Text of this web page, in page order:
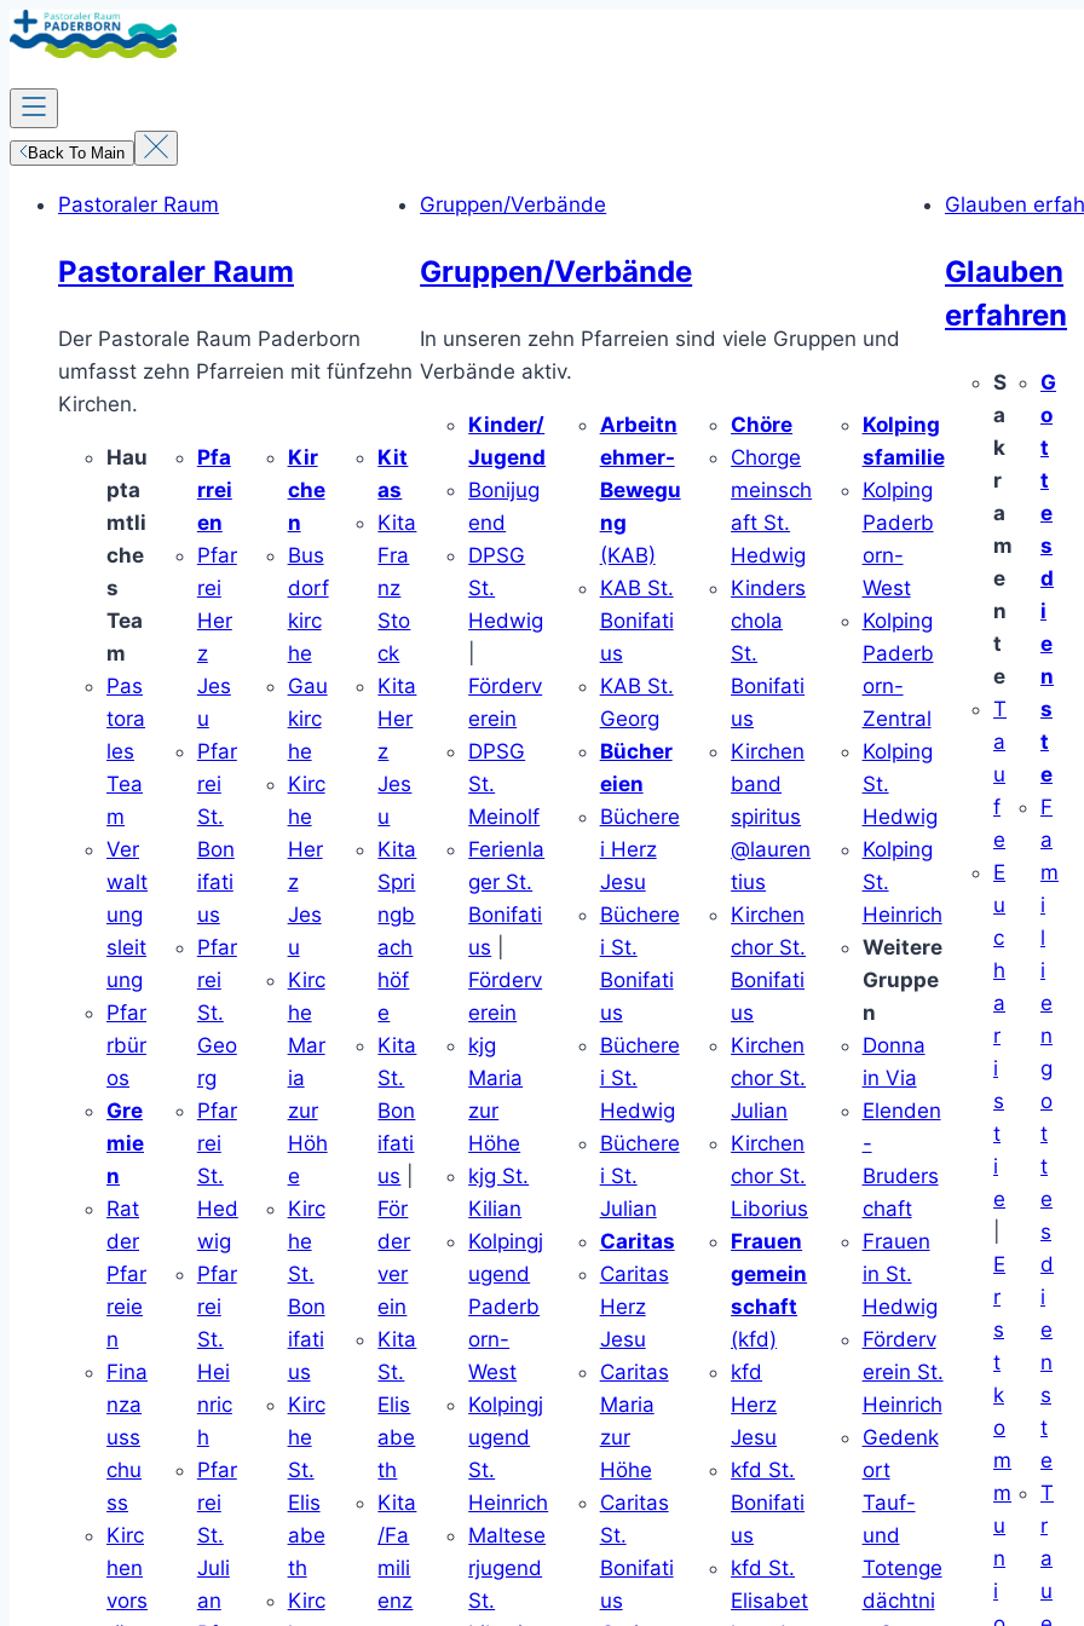
Zum
Inhalt
springen
Back To Main
Pastoraler Raum
Pastoraler Raum
Der Pastorale Raum Paderborn
umfasst zehn Pfarreien mit fünfzehn
Kirchen.
Hau
pta
mtli
che
s
Tea
m
Pas
tora
les
Tea
m
Ver
walt
ung
sleit
ung
Pfar
rbür
os
Gre
mie
n
Rat
der
Pfar
reie
n
Fina
nza
uss
chu
ss
Kirc
hen
vors
Pfa
rrei
en
Pfar
rei
Her
z
Jes
u
Pfar
rei
St.
Bon
ifati
us
Pfar
rei
St.
Geo
rg
Pfar
rei
St.
Hed
wig
Pfar
rei
St.
Hei
nric
h
Pfar
rei
St.
Juli
an
Kir
che
n
Bus
dorf
kirc
he
Gau
kirc
he
Kirc
he
Her
z
Jes
u
Kirc
he
Mar
ia
zur
Höh
e
Kirc
he
St.
Bon
ifati
us
Kirc
he
St.
Elis
abe
th
Kirc
Kit
as
Kita
Fra
nz
Sto
ck
Kita
Her
z
Jes
u
Kita
Spri
ngb
ach
höf
e
Kita
St.
Bon
ifati
us
För
der
ver
ein
Kita
St.
Elis
abe
th
Kita
/Fa
mili
enz
Gruppen/Verbände
Gruppen/Verbände
In unseren zehn Pfarreien sind viele Gruppen und
Verbände aktiv.
Kinder/
Jugend
Bonijug
end
DPSG
St.
Hedwig
Förderv
erein
DPSG
St.
Meinolf
Ferienla
ger St.
Bonifati
us
Förderv
erein
kjg
Maria
zur
Höhe
kjg St.
Kilian
Kolpingj
ugend
Paderb
orn-
West
Kolpingj
ugend
St.
Heinrich
Maltese
rjugend
St.
Arbeitn
ehmer-
Bewegu
ng
(KAB)
KAB St.
Bonifati
us
KAB St.
Georg
Bücher
eien
Büchere
i Herz
Jesu
Büchere
i St.
Bonifati
us
Büchere
i St.
Hedwig
Büchere
i St.
Julian
Caritas
Caritas
Herz
Jesu
Caritas
Maria
zur
Höhe
Caritas
St.
Bonifati
us
Chöre
Chorge
meinsch
aft St.
Hedwig
Kinders
chola
St.
Bonifati
us
Kirchen
band
spiritus
@lauren
tius
Kirchen
chor St.
Bonifati
us
Kirchen
chor St.
Julian
Kirchen
chor St.
Liborius
Frauen
gemein
schaft
(kfd)
kfd
Herz
Jesu
kfd St.
Bonifati
us
kfd St.
Elisabet
Kolping
sfamilie
Kolping
Paderb
orn-
West
Kolping
Paderb
orn-
Zentral
Kolping
St.
Hedwig
Kolping
St.
Heinrich
Weitere
Gruppe
n
Donna
in Via
Elenden
-
Bruders
chaft
Frauen
in St.
Hedwig
Förderv
erein St.
Heinrich
Gedenk
ort
Tauf-
und
Totenge
dächtni
Glauben
Glauben
erfahren
S
a
k
r
a
m
e
n
t
e
T
a
u
f
e
E
u
c
h
a
r
i
s
t
i
e
E
r
s
t
k
o
m
m
u
n
i
G
o
t
t
e
s
d
i
e
n
s
t
e
F
a
m
i
l
i
e
n
g
o
t
t
e
s
d
i
e
n
s
t
e
T
r
a
u